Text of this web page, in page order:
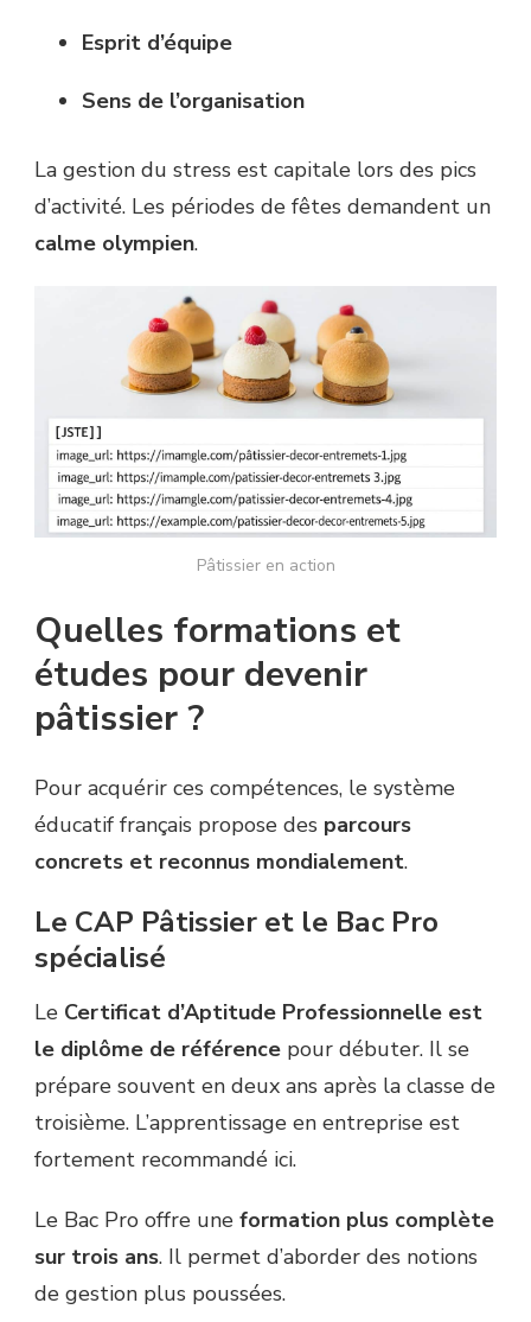
Esprit d’équipe
Sens de l’organisation
La gestion du stress est capitale lors des pics
d’activité. Les périodes de fêtes demandent un
calme olympien.
Pâtissier en action
Quelles formations et
études pour devenir
pâtissier ?
Pour acquérir ces compétences, le système
éducatif français propose des parcours
concrets et reconnus mondialement.
Le CAP Pâtissier et le Bac Pro
spécialisé
Le Certificat d’Aptitude Professionnelle est
le diplôme de référence pour débuter. Il se
prépare souvent en deux ans après la classe de
troisième. L’apprentissage en entreprise est
fortement recommandé ici.
Le Bac Pro offre une formation plus complète
sur trois ans. Il permet d’aborder des notions
de gestion plus poussées.